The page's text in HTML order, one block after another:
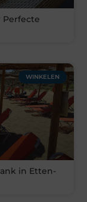
WINKELEN
in Etten-